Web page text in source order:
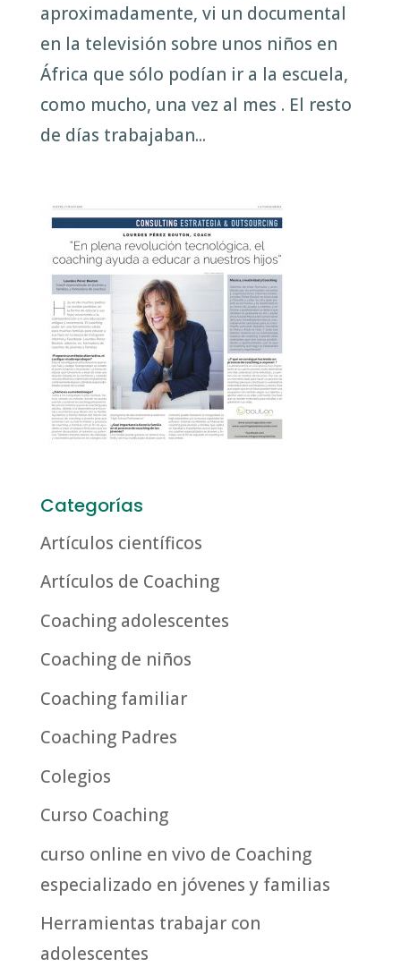
aproximadamente, vi un documental
en la televisión sobre unos niños en
África que sólo podían ir a la escuela,
como mucho, una vez al mes . El resto
de días trabajaban...
Categorías
Artículos científicos
Artículos de Coaching
Coaching adolescentes
Coaching de niños
Coaching familiar
Coaching Padres
Colegios
Curso Coaching
curso online en vivo de Coaching
especializado en jóvenes y familias
Herramientas trabajar con
adolescentes